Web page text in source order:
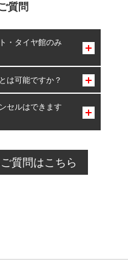
質問
・タイヤ館のみ
なります。
は可能ですか？
です。
せに限り、同時にご予約が
セルはできます
ぎている場合のご予約
直接ご予約の店舗まで
質問はこちら